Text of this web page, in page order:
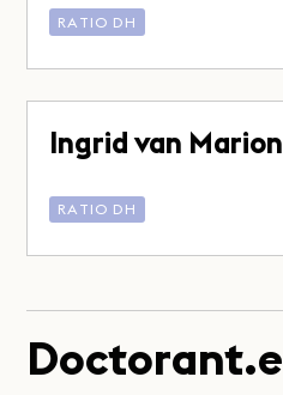
RATIO DH
Ingrid van Marion
RATIO DH
Doctorant.e